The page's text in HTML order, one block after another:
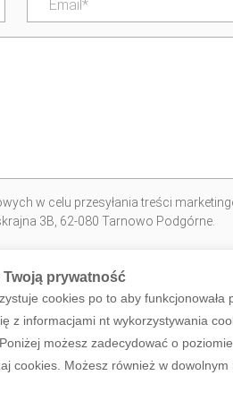
w celu przesyłania treści
3B, 62-080 Tarnowo Podgórne.
Twoją prywatność
cookies po to aby funkcjonowała
z informacjami nt wykorzystywania
możesz zadecydować o
cookies. Możesz również w